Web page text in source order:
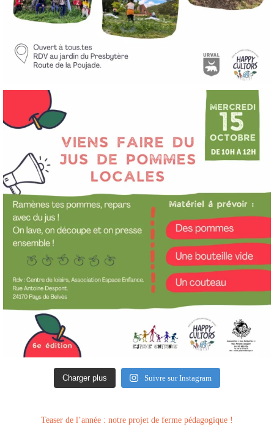
Charger plus Suivre sur Instagram
Teaser de l’année : notre projet de ferme pédagogique !